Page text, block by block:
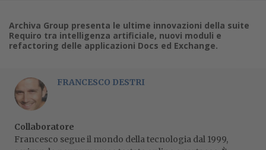
Archiva Group presenta le ultime innovazioni della suite
Requiro tra intelligenza artificiale, nuovi moduli e
refactoring delle applicazioni Docs ed Exchange.
FRANCESCO DESTRI
Collaboratore
Francesco segue il mondo della tecnologia dal 1999,